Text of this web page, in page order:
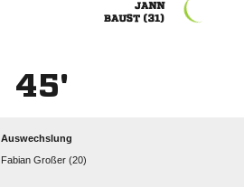

 
45'
Auswechslung
  